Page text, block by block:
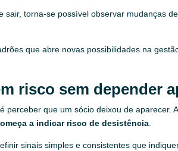
sair, torna-se possível observar mudanças
que abre novas possibilidades na
risco sem depender
perceber que um sócio deixou de aparecer.
a indicar risco de desistência
sinais simples e consistentes que